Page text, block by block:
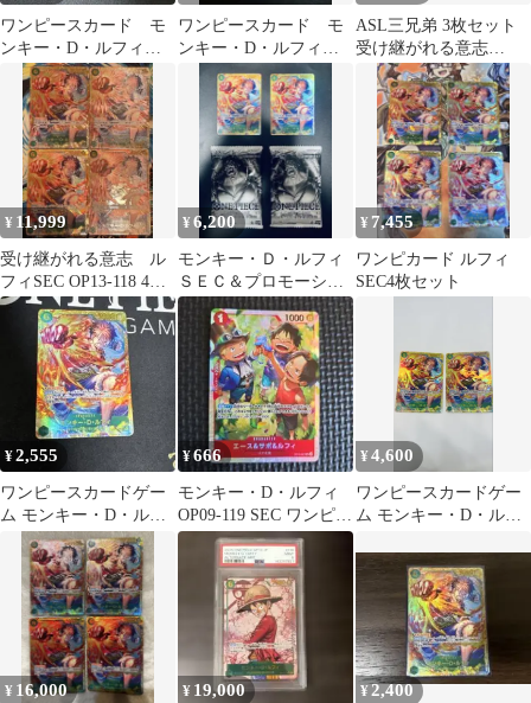
ワンピースカード モ
ンキー・D・ルフィ
OP13-118
ワンピースカード モ
ンキー・D・ルフィ
OP13-118
ASL三兄弟 3枚セット
受け継がれる意志
（OP13 SEC）
¥ 11,999
受け継がれる意志 ル
フィSEC OP13-118 4枚
セット
¥6,200
モンキー・Ｄ・ルフィ
ＳＥＣ＆プロモーショ
ンカードセット２０２
¥ 7,455
ワンピカード ルフィ
SEC4枚セット
¥2,555
ワンピースカードゲー
ム モンキー・D・ルフ
¥666
モンキー・D・ルフィ
OP09-119 SEC ワンピー
スカード003
¥4,600
ワンピースカードゲー
ム モンキー・D・ルフ
¥ 16,000 ¥ 19,000 ¥2,400